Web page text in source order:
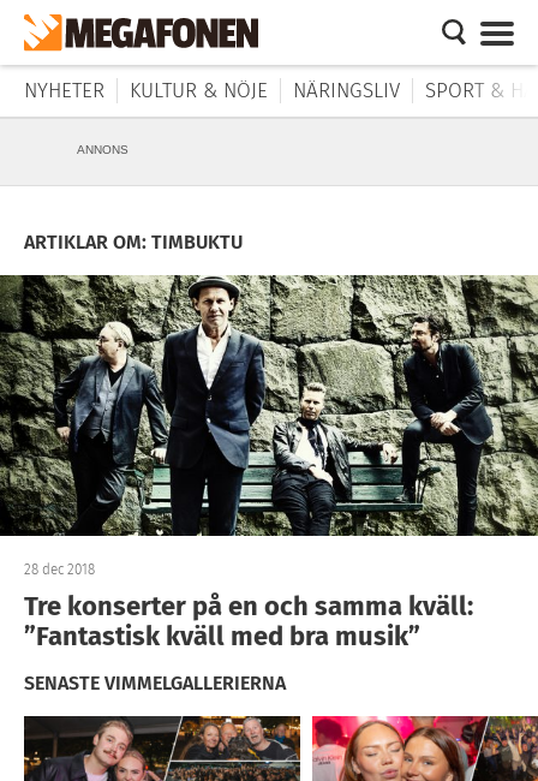
NYHETER KULTUR & NÖJE NÄRINGSLIV SPORT &
ANNONS
ARTIKLAR OM: TIMBUKTU
28 dec 2018
Tre konserter på en och samma kväll:
”Fantastisk kväll med bra musik”
SENASTE VIMMELGALLERIERNA